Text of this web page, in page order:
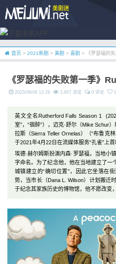
首页 > 2021新剧 > 美剧 > 喜剧 > 《罗瑟福的
《罗瑟福的失败第一季》
2023/06/06 12:26 3,957 浏览 0 评论
英文全名Rutherford Falls Season 1
室”，“宿醉”），迈克·舒尔（Mike Schur
拉斯（Sierra Teller Ornelas）（“布鲁克
于2021年4月22日在流媒体服务“孔雀”上首
埃德·赫尔姆斯扮演内森·罗瑟福，当地小
字命名。为了纪念他，他在当地建立了一
城镇建立的“确切位置”，因此它坐落在
势，当市长（Dana L. Wilson）计划搬迁
于纪念其家族历史的博物馆，他不愿改变